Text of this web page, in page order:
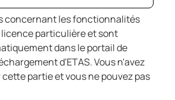
concernant les fonctionnalités
particulière et sont
dans le portail de
d'ETAS. Vous n'avez
partie et vous ne pouvez pas